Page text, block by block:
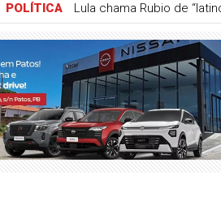
POLÍTICA Lula chama Rubio de